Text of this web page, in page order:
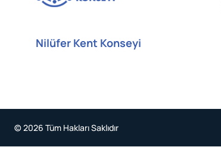
Nilüfer Kent Konseyi
© 2026 Tüm Hakları Saklıdır